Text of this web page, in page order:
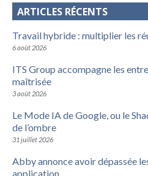
ARTICLES RÉCENTS
Travail hybride : multiplier les
6 août 2026
ITS Group accompagne les
maîtrisée
3 août 2026
Le Mode IA de Google, ou le
de l’ombre
31 juillet 2026
Abby annonce avoir dépassée
application